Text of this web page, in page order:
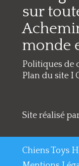
sur
monde
Politiques de
Plan du siteI
Site réalisé
Chiens Toys